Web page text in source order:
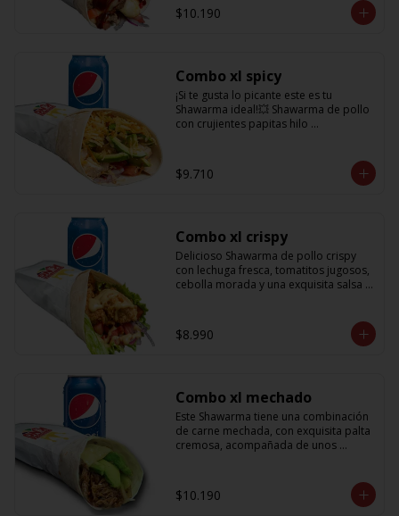
salsa BBQ y obvio no puede faltar la
bebida de 350cc para acompañarlo!
$10.190
Combo xl spicy
¡Si te gusta lo picante este es tu
Shawarma ideal!💥 Shawarma de pollo
con crujientes papitas hilo
(picante) + Bebida refrescante de
350cc PD: Si te gusta el doble de
$9.710
Combo xl crispy
Delicioso Shawarma de pollo crispy
con lechuga fresca, tomatitos jugosos,
cebolla morada y una exquisita salsa
$8.990
Combo xl mechado
Este Shawarma tiene una combinación
de carne mechada, con exquisita palta
cremosa, acompañada de unos
salsa imperdible de cilantro! Sabores
que te harán subir al cielo y bajar por
$10.190